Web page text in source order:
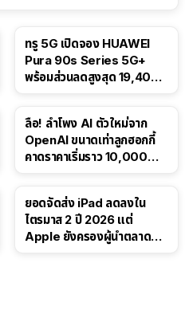
ทรู 5G เปิดจอง HUAWEI
Pura 90s Series 5G+
พร้อมส่วนลดสูงสุด 19,400
ลือ! ลำโพง AI ตัวใหม่จาก
OpenAI ขนาดเท่าลูกฮอกกี้
คาดราคาเริ่มราว 10,000
ยอดจัดส่ง iPad ลดลงใน
ไตรมาส 2 ปี 2026 แต่
Apple ยังครองผู้นำตลาด